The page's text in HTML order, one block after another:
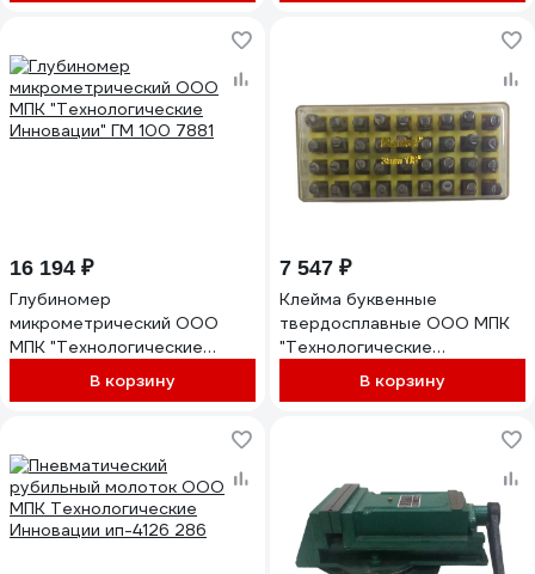
16 194 ₽
Глубиномер
микрометрический ООО
МПК "Технологические
Инновации" ГМ 100 7881
В корзину
7 547 ₽
Клейма буквенные
твердосплавные ООО МПК
"Технологические
Инновации" № 3 6436
В корзину